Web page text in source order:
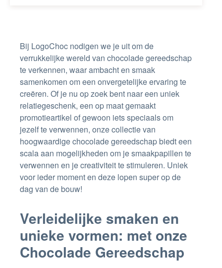
Bij LogoChoc nodigen we je uit om de
verrukkelijke wereld van chocolade gereedschap
te verkennen, waar ambacht en smaak
samenkomen om een onvergetelijke ervaring te
creëren. Of je nu op zoek bent naar een uniek
relatiegeschenk, een op maat gemaakt
promotieartikel of gewoon iets speciaals om
jezelf te verwennen, onze collectie van
hoogwaardige chocolade gereedschap biedt een
scala aan mogelijkheden om je smaakpapillen te
verwennen en je creativiteit te stimuleren. Uniek
voor ieder moment en deze lopen super op de
dag van de bouw!
Verleidelijke smaken en
unieke vormen: met onze
Chocolade Gereedschap